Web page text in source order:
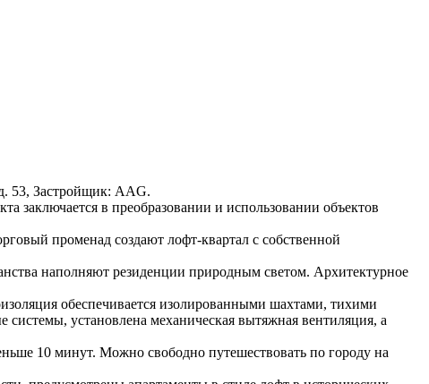
53, Застройщик: AAG.
заключается в преобразовании и использовании объектов
променад создают лофт-квартал с собственной
наполняют резиденции природным светом. Архитектурное
обеспечивается изолированными шахтами, тихими
установлена механическая вытяжная вентиляция, а
10 минут. Можно свободно путешествовать по городу на